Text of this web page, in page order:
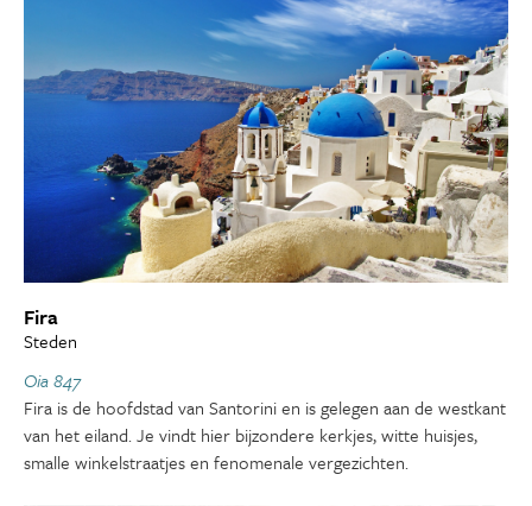
Fira
Steden
Oia 847
Fira is de hoofdstad van Santorini en is gelegen aan de westkant
van het eiland. Je vindt hier bijzondere kerkjes, witte huisjes,
smalle winkelstraatjes en fenomenale vergezichten.